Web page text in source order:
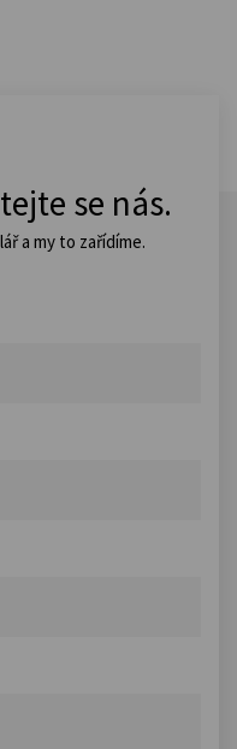
se nás.
a my to zařídíme.